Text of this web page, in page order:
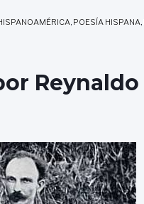
, POESÍA HISPANA,